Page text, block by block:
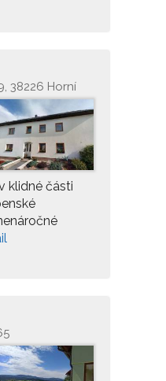
38226 Horní
klidné části